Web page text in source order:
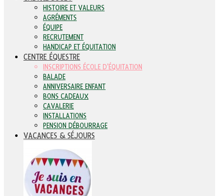
HISTOIRE ET VALEURS
AGRÉMENTS
ÉQUIPE
RECRUTEMENT
HANDICAP ET ÉQUITATION
CENTRE ÉQUESTRE
INSCRIPTIONS ÉCOLE D'ÉQUITATION
BALADE
ANNIVERSAIRE ENFANT
BONS CADEAUX
CAVALERIE
INSTALLATIONS
PENSION DÉBOURRAGE
VACANCES & SÉJOURS